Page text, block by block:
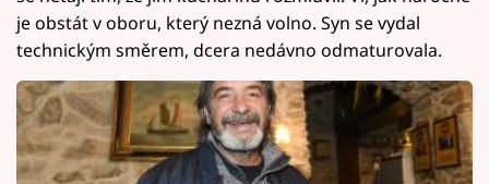
je obstát v oboru, který nezná volno. Syn se vydal
technickým směrem, dcera nedávno odmaturovala.